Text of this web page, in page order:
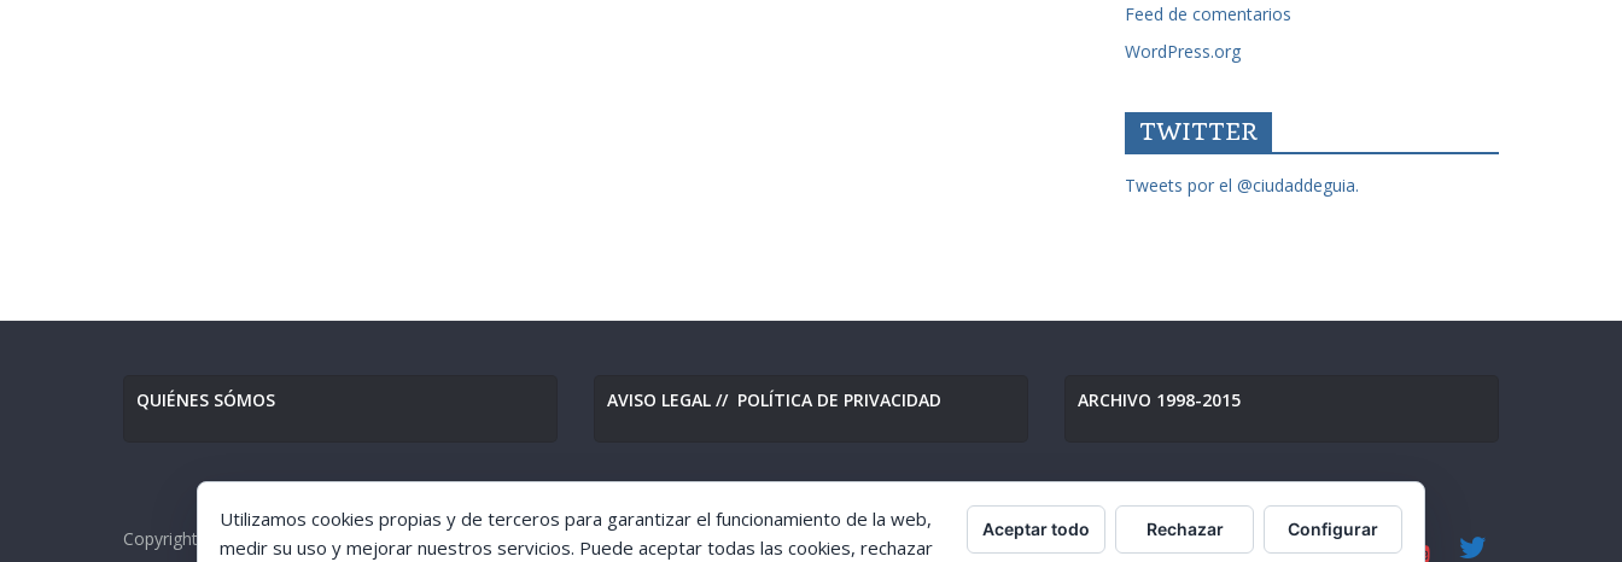
Feed de comentarios
WordPress.org
TWITTER
Tweets por el @ciudaddeguia.
QUIÉNES SÓMOS AVISO LEGAL // POLÍTICA DE PRIVACIDAD ARCHIVO 1998-2015
Copyright © [1998-2017] [Ciudad de GuÍa]. All rights reserved.
Utilizamos cookies propias y de terceros para garantizar el funcionamiento de la web,
medir su uso y mejorar nuestros servicios. Puede aceptar todas las cookies, rechazar
Aceptar todo Rechazar Configurar